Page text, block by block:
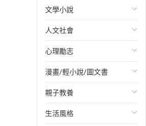
投資理財
經濟/趨勢
財務/金融
管理/領導
職場工作術
成功法
文學小說
歐美文學
日本文學
韓國文學
華文文學
經典文學
人文社會
國際關係
政治
社會科學
台灣/中國歷史
心理勵志
心靈成長/情緒
人際關係
兩性關係
漫畫/輕小說/圖文書
輕小說
奇幻/科幻
親子教養
教育現場
生活風格